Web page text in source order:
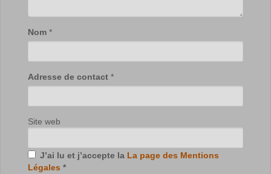
Nom *
Adresse de contact *
Site web
J’ai lu et j’accepte la La page des Mentions
Légales *